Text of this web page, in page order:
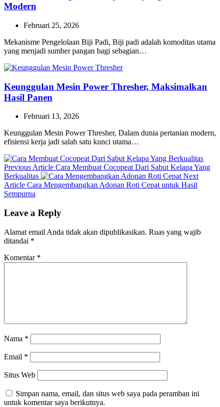
Modern
Februari 25, 2026
Mekanisme Pengelolaan Biji Padi, Biji padi adalah komoditas utama
yang menjadi sumber pangan bagi sebagian…
Keunggulan Mesin Power Thresher, Maksimalkan
Hasil Panen
Februari 13, 2026
Keunggulan Mesin Power Thresher, Dalam dunia pertanian modern,
efisiensi kerja jadi salah satu kunci utama…
Previous Article Previous
Post:
Cara Membuat Cocopeat Dari Sabut Kelapa Yang
Berkualitas
Next
Article Next
Post:
Cara Mengembangkan Adonan Roti Cepat untuk Hasil
Sempurna
Leave a Reply
Alamat email Anda tidak akan dipublikasikan. Ruas yang wajib
ditandai *
Komentar *
Nama *
Email *
Situs Web
Simpan nama, email, dan situs web saya pada peramban ini
untuk komentar saya berikutnya.